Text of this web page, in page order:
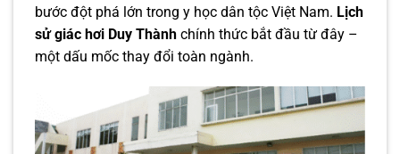
bước đột phá lớn trong y học dân tộc Việt Nam. Lịch
sử giác hơi Duy Thành chính thức bắt đầu từ đây –
một dấu mốc thay đổi toàn ngành.